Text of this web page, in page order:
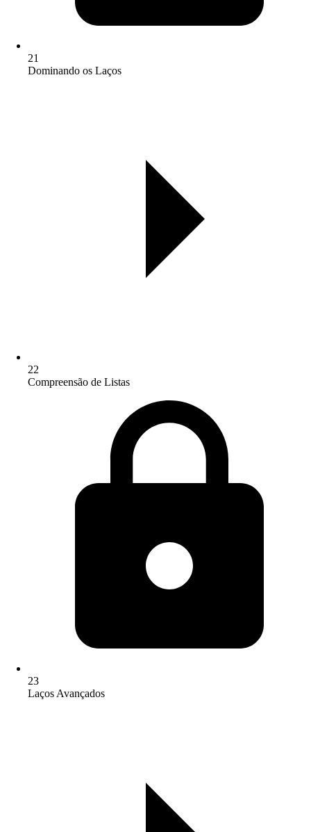
21
Dominando os Laços
22
Compreensão de Listas
23
Laços Avançados